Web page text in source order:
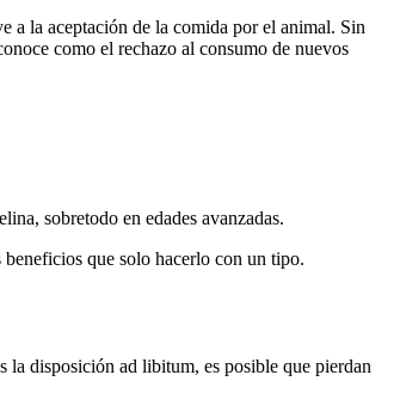
a la aceptación de la comida por el animal. Sin
como el rechazo al consumo de nuevos
sobretodo en edades avanzadas.
que solo hacerlo con un tipo.
la disposición ad libitum, es posible que pierdan